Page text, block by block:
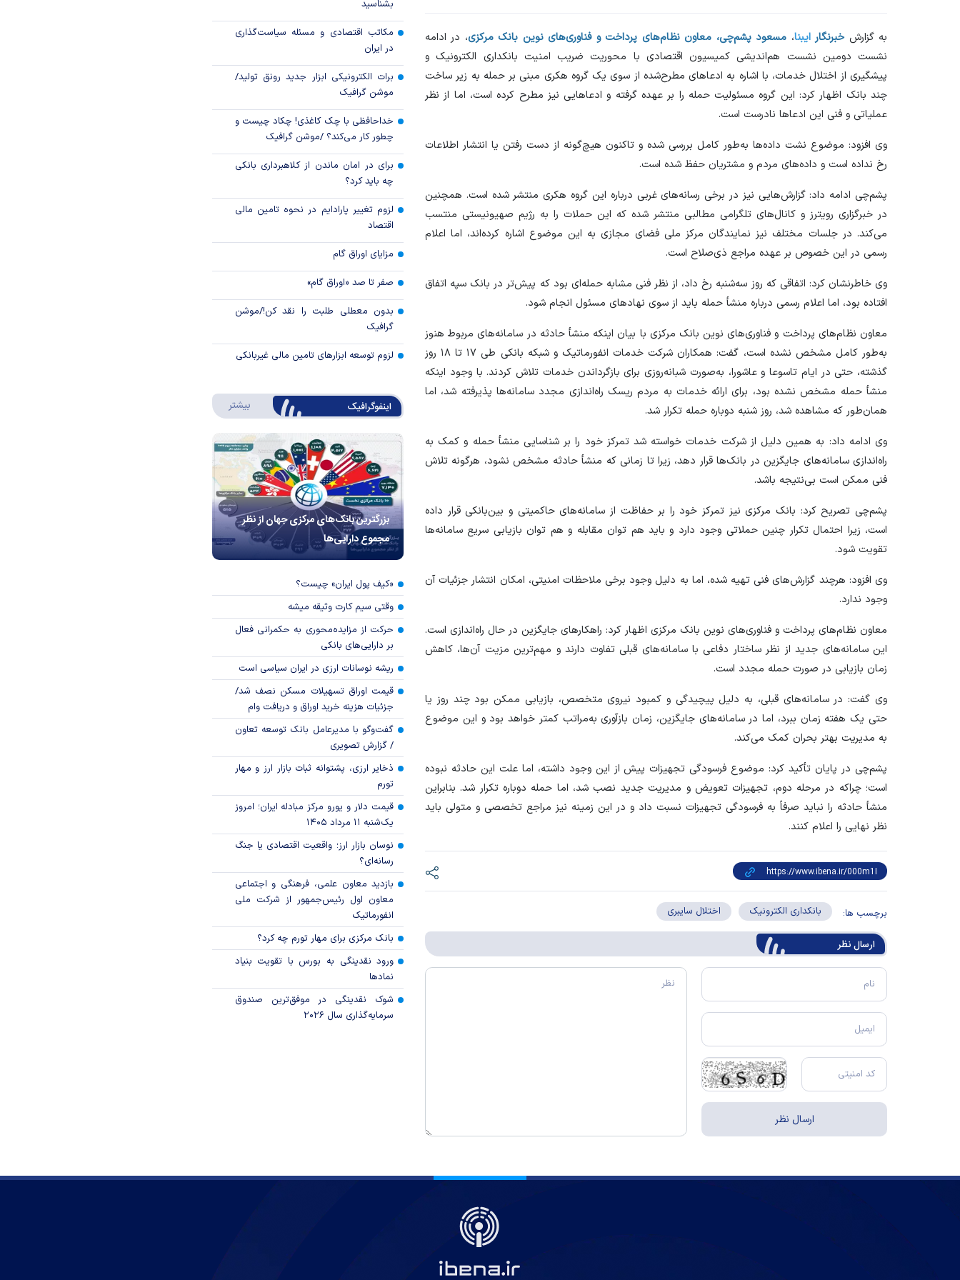
به گزارش خبرنگارایبنا، مسعود پشم‌چی، معاون نظام‌های پرداخت و فناوری‌های نوین بانک مرکزی، در ادامه
نشست دومین نشست هم‌اندیشی کمیسیون اقتصادی با محوریت ضریب امنیت بانکداری الکترونیک و
پیشگیری از اختلال خدمات، با اشاره به ادعاهای مطرح‌شده از سوی یک گروه هکری مبنی بر حمله به زیر ساخت
چند بانک اظهار کرد: این گروه مسئولیت حمله را بر عهده گرفته و ادعاهایی نیز مطرح کرده است، اما از نظر
عملیاتی و فنی این ادعاها نادرست است.
وی افزود: موضوع نشت داده‌ها به‌طور کامل بررسی شده و تاکنون هیچ‌گونه از دست رفتن یا انتشار اطلاعات
رخ نداده است و داده‌های مردم و مشتریان حفظ شده است.
پشم‌چی ادامه داد: گزارش‌هایی نیز در برخی رسانه‌های غربی درباره این گروه هکری منتشر شده است. همچنین
در خبرگزاری رویترز و کانال‌های تلگرامی مطالبی منتشر شده که این حملات را به رژیم صهیونیستی منتسب
می‌کند. در جلسات مختلف نیز نمایندگان مرکز ملی فضای مجازی به این موضوع اشاره کرده‌اند، اما اعلام
رسمی در این خصوص بر عهده مراجع ذی‌صلاح است.
وی خاطرنشان کرد: اتفاقی که روز سه‌شنبه رخ داد، از نظر فنی مشابه حمله‌ای بود که پیش‌تر در بانک سپه اتفاق
افتاده بود، اما اعلام رسمی درباره منشأ حمله باید از سوی نهادهای مسئول انجام شود.
معاون نظام‌های پرداخت و فناوری‌های نوین بانک مرکزی با بیان اینکه منشأ حادثه در سامانه‌های مربوط هنوز
به‌طور کامل مشخص نشده است، گفت: همکاران شرکت خدمات انفورماتیک و شبکه بانکی طی ۱۷ تا ۱۸ روز
گذشته، حتی در ایام تاسوعا و عاشورا، به‌صورت شبانه‌روزی برای بازگرداندن خدمات تلاش کردند. با وجود اینکه
منشأ حمله مشخص نشده بود، برای ارائه خدمات به مردم ریسک راه‌اندازی مجدد سامانه‌ها پذیرفته شد، اما
همان‌طور که مشاهده شد، روز شنبه دوباره حمله تکرار شد.
وی ادامه داد: به همین دلیل از شرکت خدمات خواسته شد تمرکز خود را بر شناسایی منشأ حمله و کمک به
راه‌اندازی سامانه‌های جایگزین در بانک‌ها قرار دهد، زیرا تا زمانی که منشأ حادثه مشخص نشود، هرگونه تلاش
فنی ممکن است بی‌نتیجه باشد.
پشم‌چی تصریح کرد: بانک مرکزی نیز تمرکز خود را بر حفاظت از سامانه‌های حاکمیتی و بین‌بانکی قرار داده
است، زیرا احتمال تکرار چنین حملاتی وجود دارد و باید هم توان مقابله و هم توان بازیابی سریع سامانه‌ها
تقویت شود.
وی افزود: هرچند گزارش‌های فنی تهیه شده، اما به دلیل وجود برخی ملاحظات امنیتی، امکان انتشار جزئیات آن
وجود ندارد.
معاون نظام‌های پرداخت و فناوری‌های نوین بانک مرکزی اظهار کرد: راهکارهای جایگزین در حال راه‌اندازی است.
این سامانه‌های جدید از نظر ساختار دفاعی با سامانه‌های قبلی تفاوت دارند و مهم‌ترین مزیت آن‌ها، کاهش
زمان بازیابی در صورت حمله مجدد است.
وی گفت: در سامانه‌های قبلی، به دلیل پیچیدگی و کمبود نیروی متخصص، بازیابی ممکن بود چند روز یا
حتی یک هفته زمان ببرد، اما در سامانه‌های جایگزین، زمان بازآوری به‌مراتب کمتر خواهد بود و این موضوع
به مدیریت بهتر بحران کمک می‌کند.
پشم‌چی در پایان تأکید کرد: موضوع فرسودگی تجهیزات پیش از این وجود داشته، اما علت این حادثه نبوده
است؛ چراکه در مرحله دوم، تجهیزات تعویض و مدیریت جدید نصب شد، اما حمله دوباره تکرار شد. بنابراین
منشأ حادثه را نباید صرفاً به فرسودگی تجهیزات نسبت داد و در این زمینه نیز مراجع تخصصی و متولی باید
نظر نهایی را اعلام کنند.
برچسب ها: بانکداری الکترونیک اختلال سایبری
ارسال‌ نظر
ارز کشور گروگان کارت‌های بازرگانی
خرید اعتباری چگونه معادلات نظام
بانکی را تغییر داد؟
بشناسید
مکاتب اقتصادی و مسئله سیاست‌گذاری
در ایران
برات الکترونیکی ابزار جدید رونق تولید/
موشن گرافیک
خداحافظی با چک کاغذی! چکاد چیست و
چطور کار می‌کند؟ /موشن گرافیک
برای در امان ماندن از کلاهبرداری بانکی
چه باید کرد؟
لزوم تغییر پارادایم در نحوه تامین مالی
اقتصاد
مزایای اوراق گام
صفر تا صد «اوراق گام»
بدون معطلی طلبت را نقد کن!/موشن
گرافیک
لزوم توسعه ابزارهای تامین مالی غیربانکی
اینفوگرافیک بیشتر درباره اینفوگرافیک
بزرگترین بانک‌های مرکزی جهان از نظر
مجموع دارایی‌ها
«کیف پول ایران» چیست؟
وقتی سیم کارت وثیقه میشه
حرکت از مزایده‌محوری به حکمرانی فعال
بر دارایی‌های بانکی
ریشه نوسانات ارزی در ایران سیاسی است
قیمت اوراق تسهیلات مسکن نصف شد/
جزئیات هزینه خرید اوراق و دریافت وام
گفت‌وگو با مدیرعامل بانک توسعه تعاون
/ گزارش تصویری
ذخایر ارزی، پشتوانه ثبات بازار ارز و مهار
تورم
قیمت دلار و یورو مرکز مبادله ایران؛ امروز
یک‌شنبه ۱۱ مرداد ۱۴۰۵
نوسان بازار ارز؛ واقعیت اقتصادی یا جنگ
رسانه‌ای؟
بازدید معاون علمی، فرهنگی و اجتماعی
معاون اول رئیس‌جمهور از شرکت ملی
انفورماتیک
بانک مرکزی برای مهار تورم چه کرد؟
ورود نقدینگی به بورس با تقویت بنیاد
نمادها
شوک نقدینگی در موفق‌ترین صندوق
سرمایه‌گذاری سال ۲۰۲۶